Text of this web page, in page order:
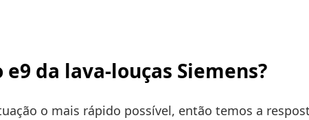
da lava-louças Siemens?
o mais rápido possível, então temos a